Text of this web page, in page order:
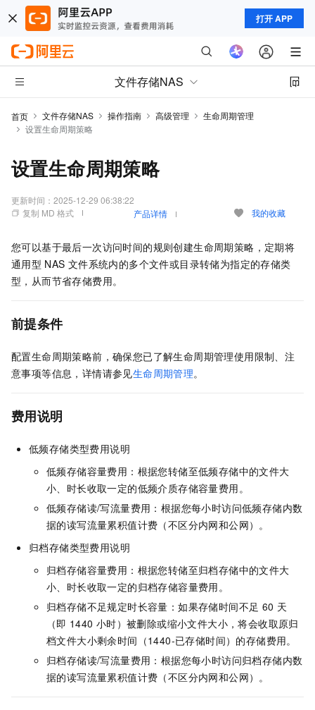
打开 APP
文件存储NAS
首页 文件存储NAS 操作指南 高级管理
生命周期管理
设置生命周期策略
设置生命周期策略
更新时间： 2025-12-29 06:38:22
复制 MD 格式
产品详情 我的收藏
您可以基于最后一次访问时间的规则创建生命周期策略，定期将
通用型 NAS 文件系统内的多个文件或目录转储为指定的存储类
型，从而节省存储费用。
前提条件
配置生命周期策略前，确保您已了解生命周期管理使用限制、注
意事项等信息，详情请参见生命周期管理。
费用说明
低频存储类型费用说明
低频存储容量费用：根据您转储至低频存储中的文件大
小、时长收取一定的低频介质存储容量费用。
低频存储读/写流量费用：根据您每小时访问低频存储内数
据的读写流量累积值计费（不区分内网和公网）。
归档存储类型费用说明
归档存储容量费用：根据您转储至归档存储中的文件大
小、时长收取一定的归档存储容量费用。
归档存储不足规定时长容量：如果存储时间不足 60 天
（即 1440 小时）被删除或缩小文件大小，将会收取原归
档文件大小剩余时间（1440-已存储时间）的存储费用。
归档存储读/写流量费用：根据您每小时访问归档存储内数
据的读写流量累积值计费（不区分内网和公网）。